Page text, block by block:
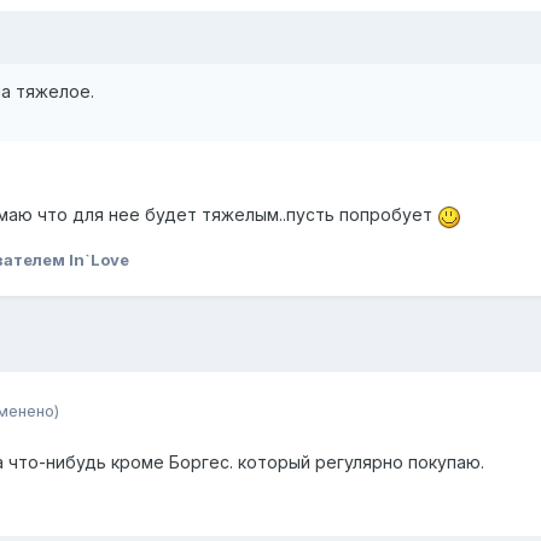
тяжелое.
что для нее будет тяжелым..пусть попробует
In`Love
что-нибудь кроме Боргес. который регулярно покупаю.